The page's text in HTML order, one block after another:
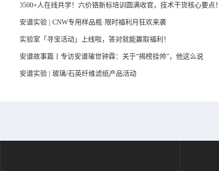
3500+人在线共学！六价铬新标培训圆满收官，技术干货核心要点
安谱实验 | CNW专用样品瓶·限时福利月狂欢来袭
实验室「寻宝活动」上线啦，答对就能赢取福利！
安谱故事篇丨专访安谱璀世钟霖：关于“揭榜挂帅”，他这么说
安谱实验 | 玻璃/石英纤维滤纸产品活动